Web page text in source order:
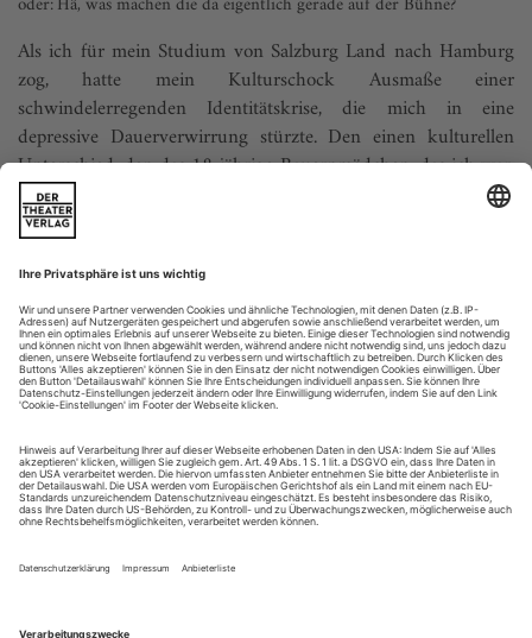
Als ich für mein Studium von Salzburg Land nach Hamburg
zog, hatte mein Kulturschock Ausmaße einer
schwindelerregenden Identitätskrise, die mich in eine
depressive Dauerverwirrung stürzte. Den einen kulturellen
Unterschied, den das 18-jährige Bauernmädchen, das ich war,
aber sehr klar sehen und sofort freudig wertschätzen konnte,
war die Qualität der...
Eine Sprache vor dem Verschwinden
Thomas Perle «Karpatenflecken»
Vor undenklichen Zeiten war das Marmaroscher Gebiet in
den Waldkarpaten von Riesen bewohnt. Als ihre Zeit zu Ende
ging und nur ein einziger von ihnen noch in der Gegend
lebte, begegnete seine Tochter Rosalia eines Tages bei einem
Spaziergang am Fluss kleinen Menschen, wie sie sie noch nie
zuvor gesehen hatte. Sie fing einige in ihrer Schürze und
brachte sie heim....
Deutschsprachige Erstaufführungen 2019/20